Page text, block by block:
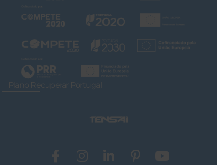
Plano Recuperar Portugal